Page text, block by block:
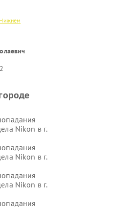
Нижнем
Nikon в г.
Nikon в г.
Nikon в г.